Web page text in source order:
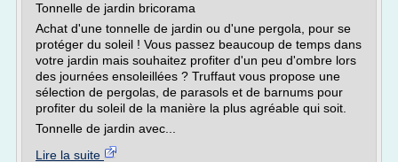
Tonnelle de jardin bricorama
Achat d'une tonnelle de jardin ou d'une pergola, pour se
protéger du soleil ! Vous passez beaucoup de temps dans
votre jardin mais souhaitez profiter d'un peu d'ombre lors
des journées ensoleillées ? Truffaut vous propose une
sélection de pergolas, de parasols et de barnums pour
profiter du soleil de la manière la plus agréable qui soit.
Tonnelle de jardin avec...
Lire la suite